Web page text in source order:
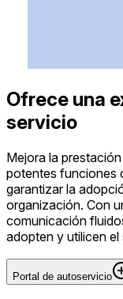
Ofrece una
servicio
Mejora la
potentes funciones
garantizar la
organización. Con
comunicación
adopten y utilicen
Portal de autoservicio